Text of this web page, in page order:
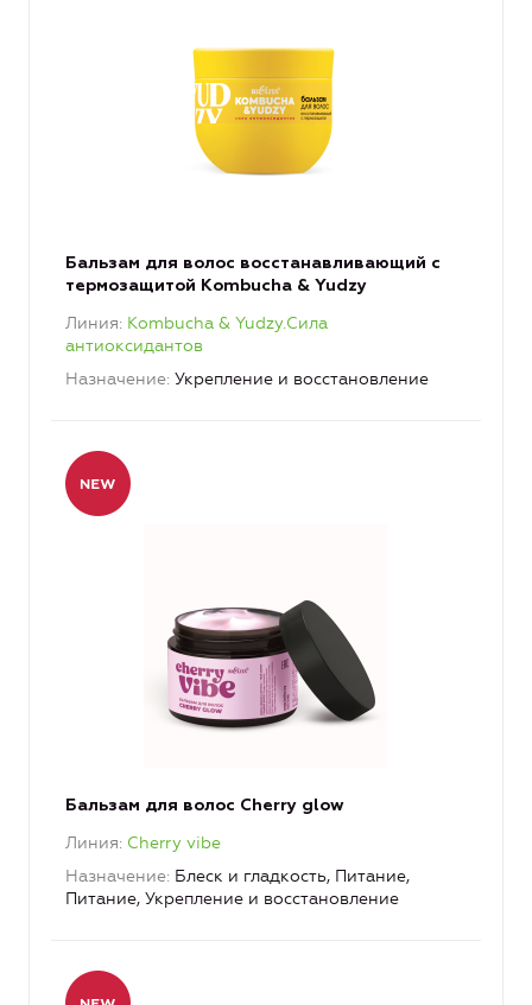
Бальзам для волос восстанавливающий с
термозащитой Kombucha & Yudzy
Линия Kombucha & Yudzy.Сила
антиоксидантов
Назначение Укрепление и восстановление
Бальзам для волос Cherry glow
Линия Cherry vibe
Назначение Блеск и гладкость, Питание,
Питание, Укрепление и восстановление